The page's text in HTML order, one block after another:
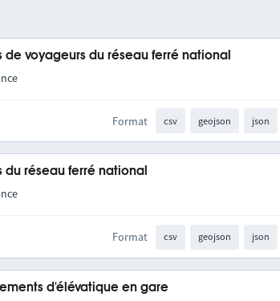
de voyageurs du réseau ferré national
Format csv geojson json
du réseau ferré national
Format csv geojson json
d'élévatique en gare